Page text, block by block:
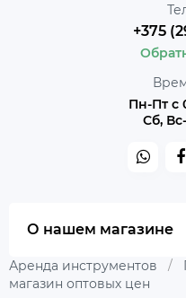
+375
Пн-Пт с
Сб,
О нашем магазине
Аренда инструментов /
магазин оптовых цен